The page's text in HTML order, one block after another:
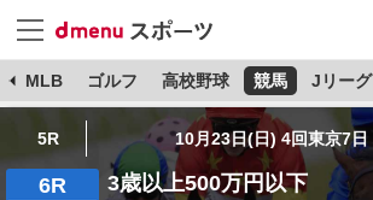
MLB ゴルフ 高校野球 競馬 Jリーグ
5R 10月23日(日) 4回東京7日
6R 3歳以上500万円以下